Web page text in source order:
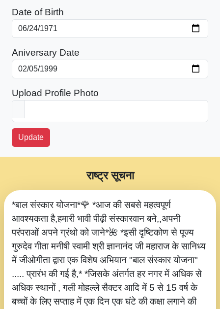
Date of Birth
Aniversary Date
Upload Profile Photo
Update
*बाल संस्कार योजना*🌹 *आज की सबसे महत्वपूर्ण
आवश्यकता है,हमारी भावी पीढ़ी संस्कारवान बने,,अपनी
परंपराओं अपने ग्रंथो को जाने*🌺 *इसी दृष्टिकोण से पूज्य
गुरुदेव गीता मनीषी स्वामी श्री ज्ञानानंद जी महाराज के सानिध्य
में जीओगीता द्वारा एक विशेष अभियान "बाल संस्कार योजना"
..... प्रारंभ की गई है,* *जिसके अंतर्गत हर नगर में अधिक से
अधिक स्थानों , गली मोहल्ले सैक्टर आदि में 5 से 15 वर्ष के
बच्चों के लिए सप्ताह में एक दिन एक घंटे की कक्षा लगाने की
राष्ट्र सूचना